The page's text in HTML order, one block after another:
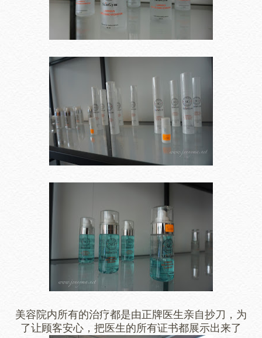
美容院内所有的治疗都是由正牌医生亲自抄刀，为
了让顾客安心，把医生的所有证书都展示出来了